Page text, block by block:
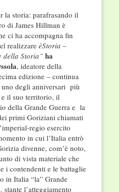
la storia: parafrasando il
di James Hillman è
ci ha accompagna fin
realizzare èStoria –
della Storia” ha
, ideatore della
edizione – continua
degli anniversari più
il suo territorio, il
della Grande Guerra e la
primi Goriziani chiamati
regio esercito
in cui l’Italia entrò
divenne, com’è noto,
di vista materiale che
i contendenti e le battaglie
in Italia “la” Grande
l’atteggiamento